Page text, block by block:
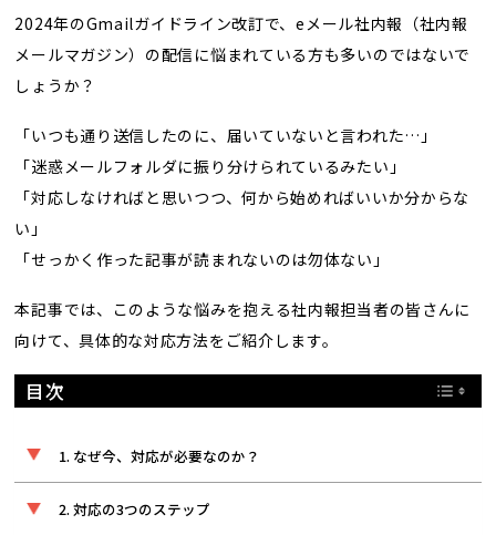
2024年のGmailガイドライン改訂で、eメール社内報（社内報
メールマガジン）の配信に悩まれている方も多いのではないで
しょうか？
「いつも通り送信したのに、届いていないと言われた…」
「迷惑メールフォルダに振り分けられているみたい」
「対応しなければと思いつつ、何から始めればいいか分からな
い」
「せっかく作った記事が読まれないのは勿体ない」
本記事では、このような悩みを抱える社内報担当者の皆さんに
向けて、具体的な対応方法をご紹介します。
目次
なぜ今、対応が必要なのか？
対応の3つのステップ